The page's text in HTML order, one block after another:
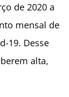
de 2020 a
mensal de
19. Desse
alta,